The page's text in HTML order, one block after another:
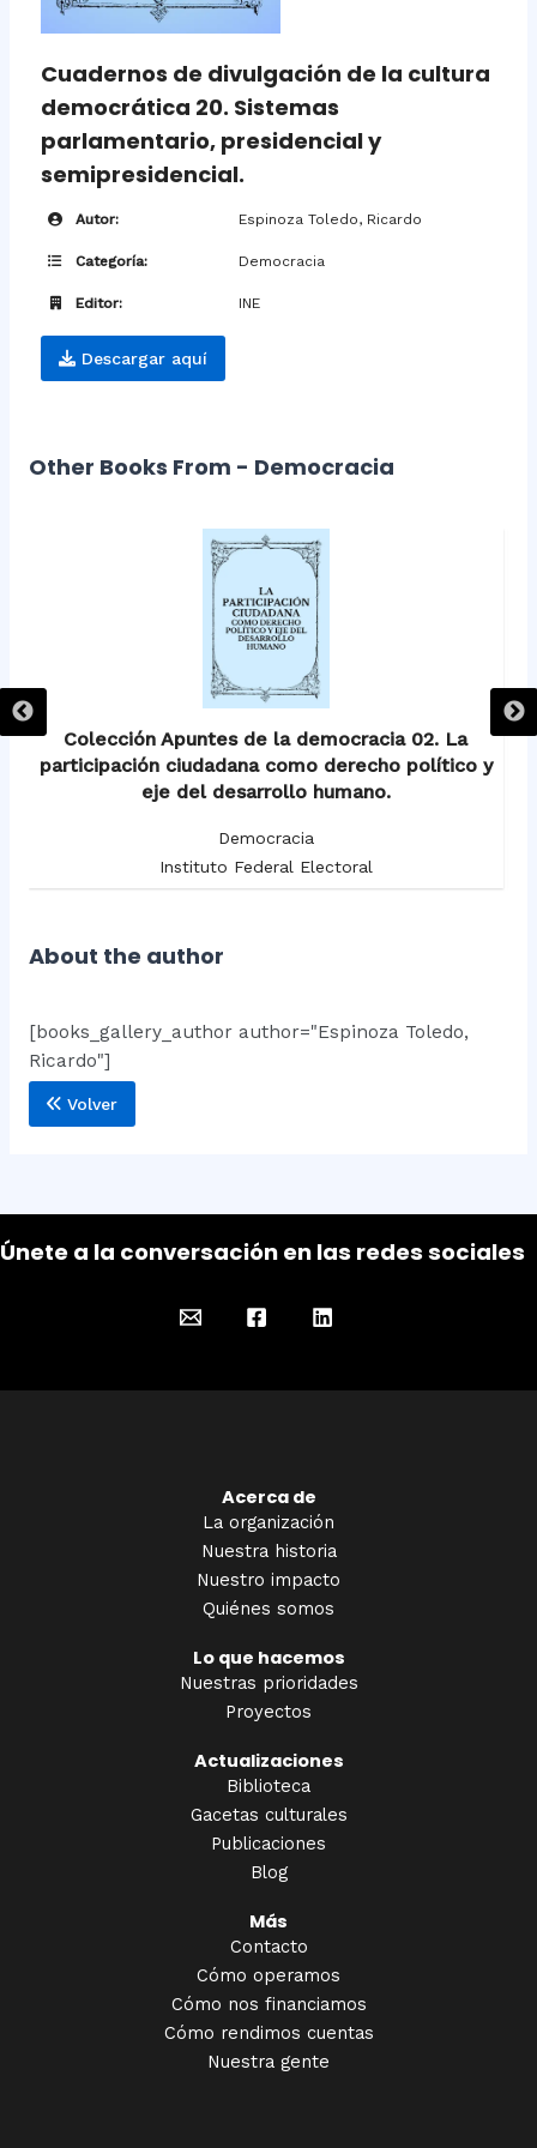
Cuadernos de divulgación de la cultura
democrática 20. Sistemas
parlamentario, presidencial y
semipresidencial.
Autor: Espinoza Toledo, Ricardo
Categoría: Democracia
Editor: INE
Descargar aquí
Other Books From - Democracia
Colección Apuntes de la democracia 02. La
participación ciudadana como derecho político y
eje del desarrollo humano.
Democracia
Instituto Federal Electoral
About the author
[books_gallery_author author="Espinoza Toledo,
Ricardo"]
Volver
Únete a la conversación en las redes sociales
Acerca de
La organización
Nuestra historia
Nuestro impacto
Quiénes somos
Lo que hacemos
Nuestras prioridades
Proyectos
Actualizaciones
Biblioteca
Gacetas culturales
Publicaciones
Blog
Más
Contacto
Cómo operamos
Cómo nos financiamos
Cómo rendimos cuentas
Nuestra gente